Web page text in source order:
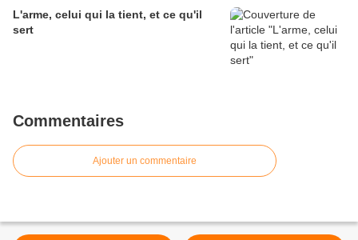
L'arme, celui qui la tient, et ce qu'il
sert
Commentaires
Ajouter un commentaire